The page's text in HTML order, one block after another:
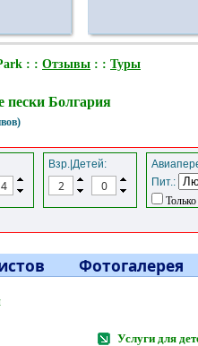
: : Отзывы : : Туры
пески Болгария
Взр.|Детей:
Пит.:
Фотогалерея
Услуги для